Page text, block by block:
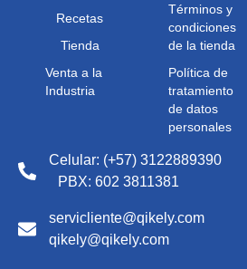
Recetas
Tienda
Venta a la
Industria
Términos y
condiciones
de la tienda
Política de
tratamiento
de datos
personales
Celular: (+57) 3122889390
PBX: 602 3811381
servicliente@qikely.com
qikely@qikely.com